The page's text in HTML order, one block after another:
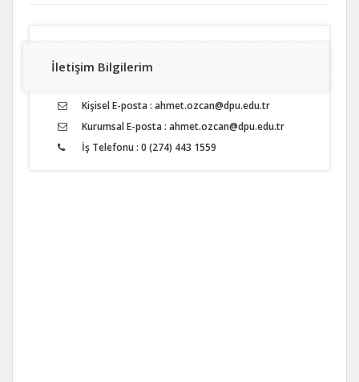
İletişim Bilgilerim
Kişisel E-posta : ahmet.ozcan@dpu.edu.tr
Kurumsal E-posta : ahmet.ozcan@dpu.edu.tr
İş Telefonu : 0 (274) 443 1559